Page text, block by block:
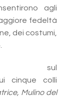
agli
fedeltà
dei costumi,
sul
cinque colli
Mulino del